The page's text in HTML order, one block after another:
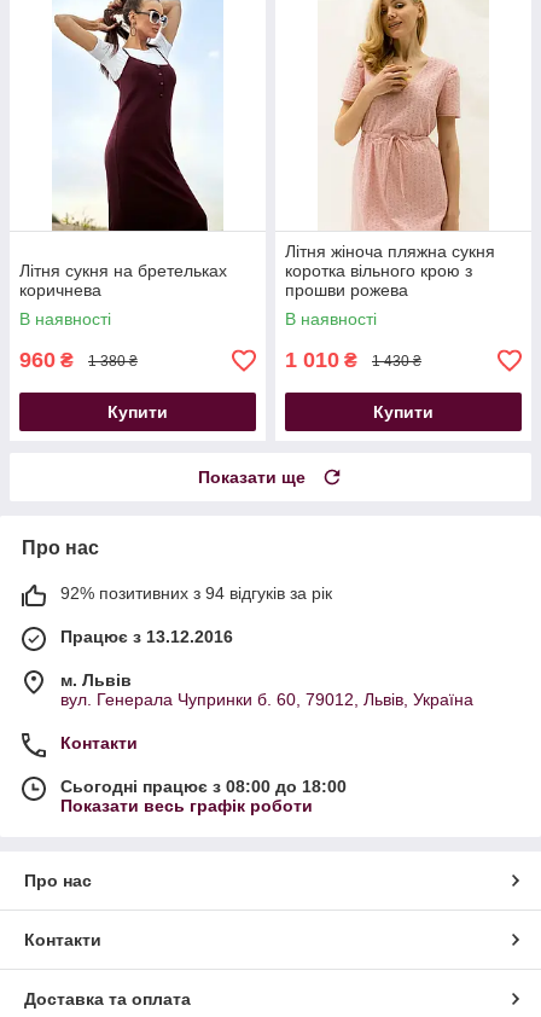
Літня сукня на бретельках
коричнева
В наявності
960 ₴ 1 380 ₴
Купити
Літня жіноча пляжна сукня
коротка вільного крою з
прошви рожева
В наявності
1 010 ₴ 1 430 ₴
Купити
Показати ще
Про нас
92% позитивних з 94 відгуків за рік
Працює з 13.12.2016
м. Львів
вул. Генерала Чупринки б. 60, 79012, Львів, Україна
Контакти
Сьогодні працює з 08:00 до 18:00
Показати весь графік роботи
Про нас
Контакти
Доставка та оплата